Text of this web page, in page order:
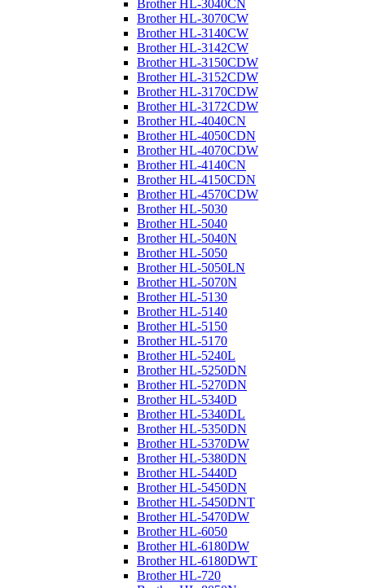
Brother HL-3040CN
Brother HL-3070CW
Brother HL-3140CW
Brother HL-3142CW
Brother HL-3150CDW
Brother HL-3152CDW
Brother HL-3170CDW
Brother HL-3172CDW
Brother HL-4040CN
Brother HL-4050CDN
Brother HL-4070CDW
Brother HL-4140CN
Brother HL-4150CDN
Brother HL-4570CDW
Brother HL-5030
Brother HL-5040
Brother HL-5040N
Brother HL-5050
Brother HL-5050LN
Brother HL-5070N
Brother HL-5130
Brother HL-5140
Brother HL-5150
Brother HL-5170
Brother HL-5240L
Brother HL-5250DN
Brother HL-5270DN
Brother HL-5340D
Brother HL-5340DL
Brother HL-5350DN
Brother HL-5370DW
Brother HL-5380DN
Brother HL-5440D
Brother HL-5450DN
Brother HL-5450DNT
Brother HL-5470DW
Brother HL-6050
Brother HL-6180DW
Brother HL-6180DWT
Brother HL-720